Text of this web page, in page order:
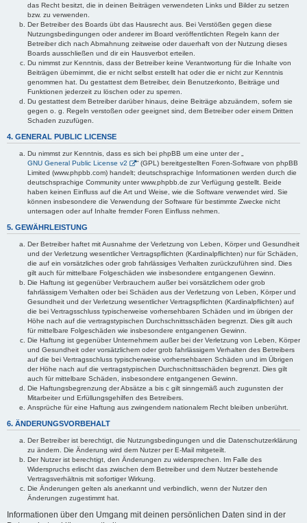
das Recht besitzt, die in deinen Beiträgen verwendeten Links und Bilder zu setzen
bzw. zu verwenden.
Der Betreiber des Boards übt das Hausrecht aus. Bei Verstößen gegen diese
Nutzungsbedingungen oder anderer im Board veröffentlichten Regeln kann der
Betreiber dich nach Abmahnung zeitweise oder dauerhaft von der Nutzung dieses
Boards ausschließen und dir ein Hausverbot erteilen.
Du nimmst zur Kenntnis, dass der Betreiber keine Verantwortung für die Inhalte von
Beiträgen übernimmt, die er nicht selbst erstellt hat oder die er nicht zur Kenntnis
genommen hat. Du gestattest dem Betreiber, dein Benutzerkonto, Beiträge und
Funktionen jederzeit zu löschen oder zu sperren.
Du gestattest dem Betreiber darüber hinaus, deine Beiträge abzuändern, sofern sie
gegen o. g. Regeln verstoßen oder geeignet sind, dem Betreiber oder einem Dritten
Schaden zuzufügen.
4. GENERAL PUBLIC LICENSE
Du nimmst zur Kenntnis, dass es sich bei phpBB um eine unter der „
GNU General Public License v2
“ (GPL) bereitgestellten Foren-Software von phpBB
Limited (www.phpbb.com) handelt; deutschsprachige Informationen werden durch die
deutschsprachige Community unter www.phpbb.de zur Verfügung gestellt. Beide
haben keinen Einfluss auf die Art und Weise, wie die Software verwendet wird. Sie
können insbesondere die Verwendung der Software für bestimmte Zwecke nicht
untersagen oder auf Inhalte fremder Foren Einfluss nehmen.
5. GEWÄHRLEISTUNG
Der Betreiber haftet mit Ausnahme der Verletzung von Leben, Körper und Gesundheit
und der Verletzung wesentlicher Vertragspflichten (Kardinalpflichten) nur für Schäden,
die auf ein vorsätzliches oder grob fahrlässiges Verhalten zurückzuführen sind. Dies
gilt auch für mittelbare Folgeschäden wie insbesondere entgangenen Gewinn.
Die Haftung ist gegenüber Verbrauchern außer bei vorsätzlichem oder grob
fahrlässigem Verhalten oder bei Schäden aus der Verletzung von Leben, Körper und
Gesundheit und der Verletzung wesentlicher Vertragspflichten (Kardinalpflichten) auf
die bei Vertragsschluss typischerweise vorhersehbaren Schäden und im übrigen der
Höhe nach auf die vertragstypischen Durchschnittsschäden begrenzt. Dies gilt auch
für mittelbare Folgeschäden wie insbesondere entgangenen Gewinn.
Die Haftung ist gegenüber Unternehmern außer bei der Verletzung von Leben, Körper
und Gesundheit oder vorsätzlichem oder grob fahrlässigem Verhalten des Betreibers
auf die bei Vertragsschluss typischerweise vorhersehbaren Schäden und im Übrigen
der Höhe nach auf die vertragstypischen Durchschnittsschäden begrenzt. Dies gilt
auch für mittelbare Schäden, insbesondere entgangenen Gewinn.
Die Haftungsbegrenzung der Absätze a bis c gilt sinngemäß auch zugunsten der
Mitarbeiter und Erfüllungsgehilfen des Betreibers.
Ansprüche für eine Haftung aus zwingendem nationalem Recht bleiben unberührt.
6. ÄNDERUNGSVORBEHALT
Der Betreiber ist berechtigt, die Nutzungsbedingungen und die Datenschutzerklärung
zu ändern. Die Änderung wird dem Nutzer per E-Mail mitgeteilt.
Der Nutzer ist berechtigt, den Änderungen zu widersprechen. Im Falle des
Widerspruchs erlischt das zwischen dem Betreiber und dem Nutzer bestehende
Vertragsverhältnis mit sofortiger Wirkung.
Die Änderungen gelten als anerkannt und verbindlich, wenn der Nutzer den
Änderungen zugestimmt hat.
Informationen über den Umgang mit deinen persönlichen Daten sind in der